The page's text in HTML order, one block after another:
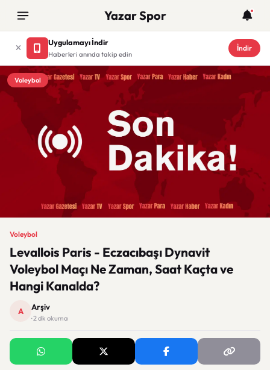
Yazar Spor
Uygulamayı İndir
Haberleri anında takip edin
İndir
Voleybol
Voleybol
Levallois Paris - Eczacıbaşı Dynavit
Voleybol Maçı Ne Zaman, Saat Kaçta ve
Hangi Kanalda?
A Arşiv
· 2 dk okuma